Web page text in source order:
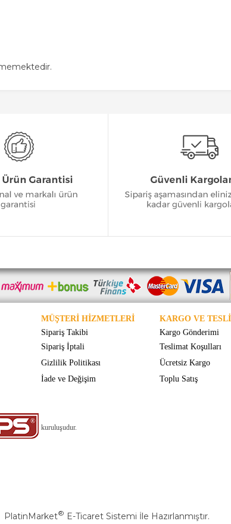
MÜŞTERİ HİZMETLERİ KARGO VE
Sipariş Takibi
Kargo Gönderimi
Sipariş İptali
Teslimat Koşulları
Gizlilik Politikası
Ücretsiz Kargo
İade ve Değişim
Toplu Satış
kuruluşudur.
PlatinMarket® E-Ticaret Sistemi İle Hazırlanmıştır.